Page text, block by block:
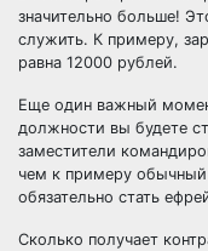
значительно больше!
служить. К примеру,
равна 12000 рублей.
Еще один важный
должности вы будете
заместители
чем к примеру
обязательно стать
Сколько получает